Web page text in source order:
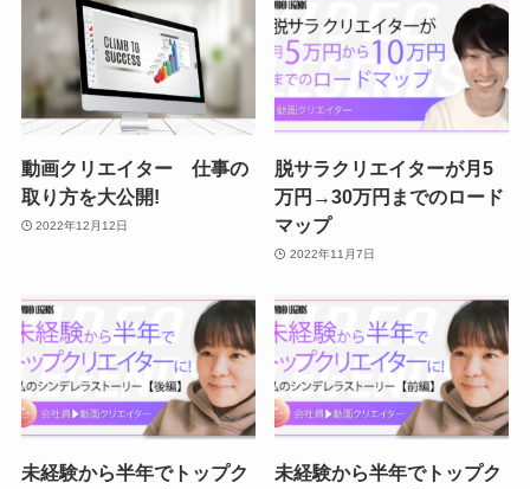
動画クリエイター 仕事の
取り方を大公開!
2022年12月12日
脱サラクリエイターが月5
万円→30万円までのロード
マップ
2022年11月7日
未経験から半年でトップク
未経験から半年でトップク